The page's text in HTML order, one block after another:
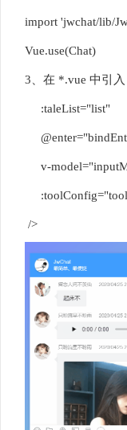
import 'jwchat/lib/
Vue.use(Chat)
3、在 *.vue 中引入
:taleList="list"
v-
/>